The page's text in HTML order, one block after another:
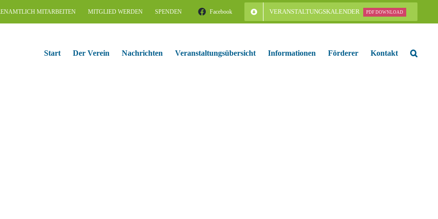
MITARBEITEN MITGLIED WERDEN SPENDEN Facebook VERANSTALTUNGSKALENDER PDF DOWNLOAD
Start Der Verein Nachrichten Veranstaltungsübersicht Informationen Förderer Kontakt